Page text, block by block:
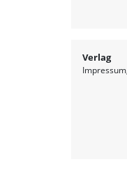
Verlag
Impressum